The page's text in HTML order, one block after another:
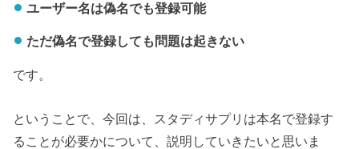
ユーザー名は偽名でも登録可能
ただ偽名で登録しても問題は起きない
です。
ということで、今回は、スタディサプリは本名で登録す
ることが必要かについて、説明していきたいと思いま